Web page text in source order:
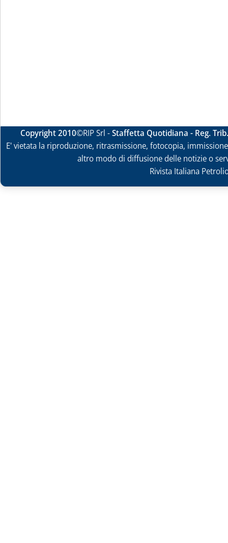
Copyright 2010©RIP Srl -Staffetta Quotidiana - Reg.
E' vietata la riproduzione, ritrasmissione, fotocopia,
altro modo di diffusione delle notizie o
Rivista Italiana